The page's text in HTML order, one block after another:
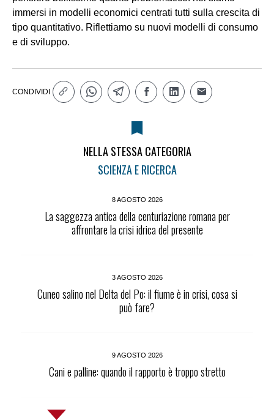
immersi in modelli economici centrati tutti sulla crescita di
tipo quantitativo. Riflettiamo su nuovi modelli di consumo
e di sviluppo.
CONDIVIDI
NELLA STESSA CATEGORIA
SCIENZA E RICERCA
8 AGOSTO 2026
La saggezza antica della centuriazione romana per
affrontare la crisi idrica del presente
3 AGOSTO 2026
Cuneo salino nel Delta del Po: il fiume è in crisi, cosa si
può fare?
9 AGOSTO 2026
Cani e palline: quando il rapporto è troppo stretto